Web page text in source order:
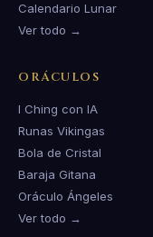
Calendario Lunar
Ver todo →
ORÁCULOS
I Ching con IA
Runas Vikingas
Bola de Cristal
Baraja Gitana
Oráculo Ángeles
Ver todo →